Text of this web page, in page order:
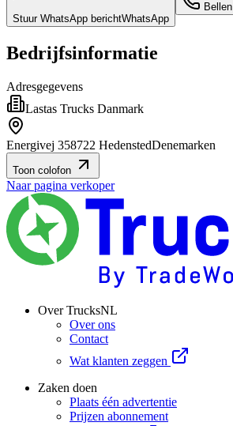
Stuur WhatsApp berichtWhatsApp
Bellen
Bedrijfsinformatie
Adresgegevens
Lastas Trucks Danmark
Energivej 358722 HedenstedDenemarken
Toon colofon
Naar pagina verkoper
Over TrucksNL
Over ons
Contact
Wat klanten zeggen
Zaken doen
Plaats één advertentie
Prijzen abonnement